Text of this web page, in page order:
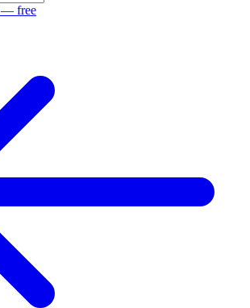
— free